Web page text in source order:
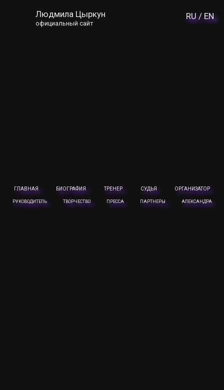
Людмила Цыркун
официальный сайт
RU / EN
ГЛАВНАЯ БИОГРАФИЯ ТРЕНЕР СУДЬЯ ОРГАНИЗАТОР
РУКОВОДИТЕЛЬ ТВОРЧЕСТВО ПРЕССА ПАРТНЕРЫ АЛЕКСАНДРА